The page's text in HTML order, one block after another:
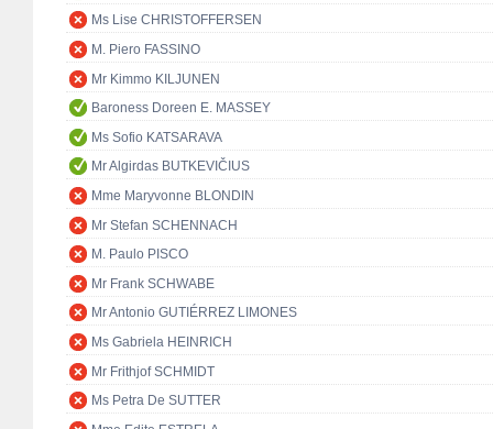
Ms Lise CHRISTOFFERSEN
M. Piero FASSINO
Mr Kimmo KILJUNEN
Baroness Doreen E. MASSEY
Ms Sofio KATSARAVA
Mr Algirdas BUTKEVIČIUS
Mme Maryvonne BLONDIN
Mr Stefan SCHENNACH
M. Paulo PISCO
Mr Frank SCHWABE
Mr Antonio GUTIÉRREZ LIMONES
Ms Gabriela HEINRICH
Mr Frithjof SCHMIDT
Ms Petra De SUTTER